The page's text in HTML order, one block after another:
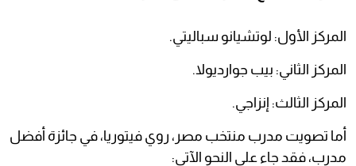
المركز الأول: لوتشيانو سباليتي.
المركز الثاني: بيب جوارديولا.
المركز الثالث: إنزاجي.
أما تصويت مدرب منتخب مصر، روي فيتوريا، في جائزة أفضل
مدرب، فقد جاء على النحو الآتي: